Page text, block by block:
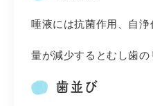
唾液には抗菌作用、自浄
量が減少するとむし歯の
歯並び